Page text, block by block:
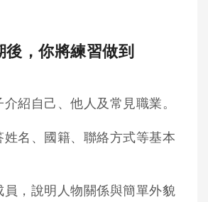
後，你將練習做到
紹自己、他人及常見職業。
姓名、國籍、聯絡方式等基本
員，說明人物關係與簡單外貌